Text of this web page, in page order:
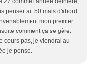
27 comme l'année dernière,
penser au 50 mais d'abord
mon premier
comment ça se gère.
cours pas, je viendrai au
je pense.